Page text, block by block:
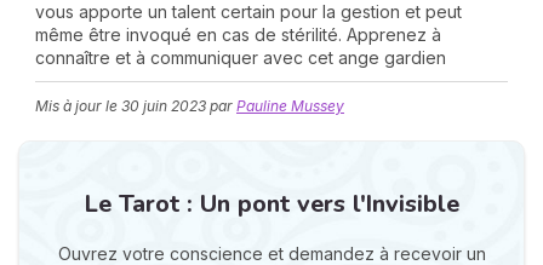
vous apporte un talent certain pour la gestion et peut
même être invoqué en cas de stérilité. Apprenez à
connaître et à communiquer avec cet ange gardien
Mis à jour le 30 juin 2023 par Pauline Mussey
Le Tarot : Un pont vers l'Invisible
Ouvrez votre conscience et demandez à recevoir un